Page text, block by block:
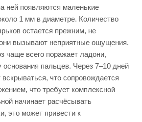
ней появляются маленькие
1 мм в диаметре. Количество
остается прежним, не
вызывают неприятные ощущения.
чаще всего поражает ладони,
основания пальцев. Через 7–10 дней
что сопровождается
что требует комплексной
начинает расчёсывать
это может привести к